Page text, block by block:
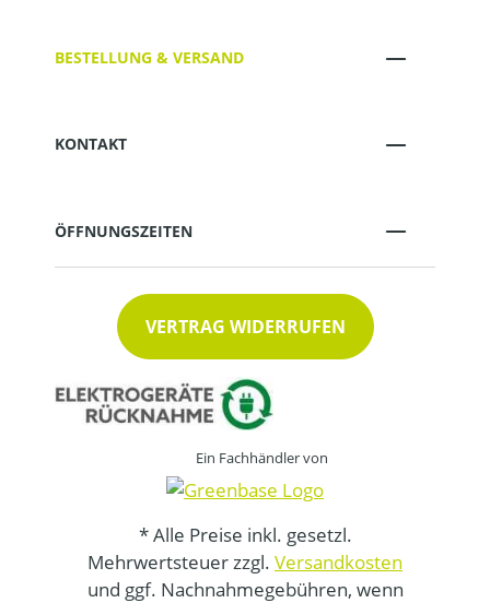
BESTELLUNG & VERSAND
KONTAKT
ÖFFNUNGSZEITEN
VERTRAG WIDERRUFEN
Ein Fachhändler von
* Alle Preise inkl. gesetzl.
Mehrwertsteuer zzgl. Versandkosten
und ggf. Nachnahmegebühren, wenn